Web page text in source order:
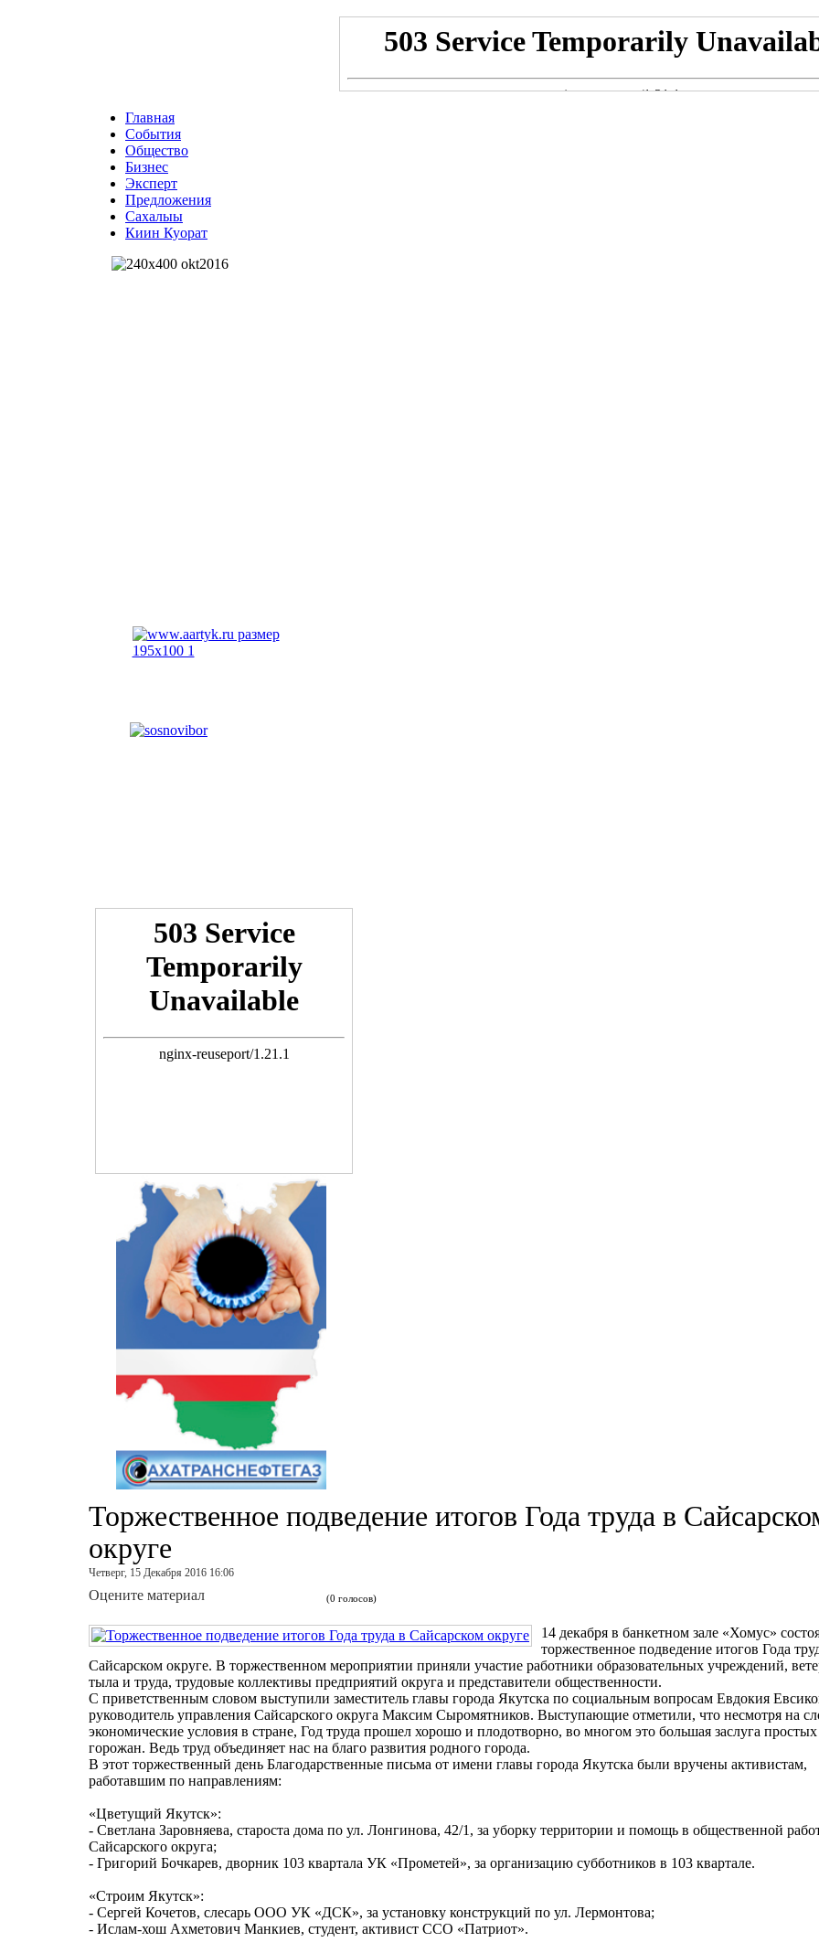
Главная
События
Общество
Бизнес
Эксперт
Предложения
Сахалыы
Киин Куорат
Торжественное подведение итогов Года труда в
округе
Четверг, 15 Декабря 2016 16:06
Оцените материал (0 голосов)
14 декабря в банкетном зале «Хомус»
торжественное подведение итогов Года
Сайсарском округе. В торжественном мероприятии приняли участие работники образовательных учреждений,
тыла и труда, трудовые коллективы предприятий округа и представители общественности.
С приветственным словом выступили заместитель главы города Якутска по социальным вопросам Евдокия
руководитель управления Сайсарского округа Максим Сыромятников. Выступающие отметили, что несмотря на
экономические условия в стране, Год труда прошел хорошо и плодотворно, во многом это большая заслуга простых
горожан. Ведь труд объединяет нас на благо развития родного города.
В этот торжественный день Благодарственные письма от имени главы города Якутска были вручены активистам,
работавшим по направлениям:
«Цветущий Якутск»:
- Светлана Заровняева, староста дома по ул. Лонгинова, 42/1, за уборку территории и помощь в общественной
Сайсарского округа;
- Григорий Бочкарев, дворник 103 квартала УК «Прометей», за организацию субботников в 103 квартале.
«Строим Якутск»:
- Сергей Кочетов, слесарь ООО УК «ДСК», за установку конструкций по ул. Лермонтова;
- Ислам-хош Ахметович Манкиев, студент, активист ССО «Патриот».